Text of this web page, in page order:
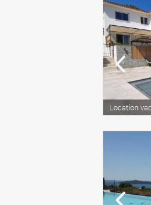
Location